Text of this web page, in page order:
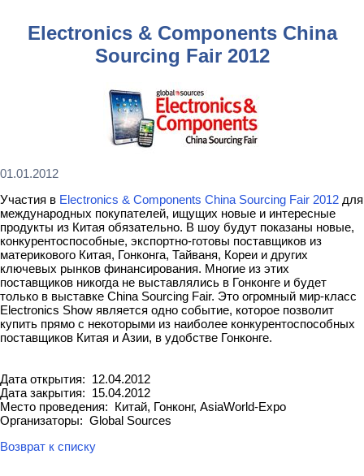
Electronics & Components China
Sourcing Fair 2012
01.01.2012
Участия в Electronics & Components China Sourcing Fair 2012 для
международных покупателей, ищущих новые и интересные
продукты из Китая обязательно. В шоу будут показаны новые,
конкурентоспособные, экспортно-готовы поставщиков из
материкового Китая, Гонконга, Тайваня, Кореи и других
ключевых рынков финансирования. Многие из этих
поставщиков никогда не выставлялись в Гонконге и будет
только в выставке China Sourcing Fair. Это огромный мир-класс
Electronics Show является одно событие, которое позволит
купить прямо с некоторыми из наиболее конкурентоспособных
поставщиков Китая и Азии, в удобстве Гонконге.
Дата открытия: 12.04.2012
Дата закрытия: 15.04.2012
Место проведения: Китай, Гонконг, AsiaWorld-Expo
Организаторы: Global Sources
Возврат к списку